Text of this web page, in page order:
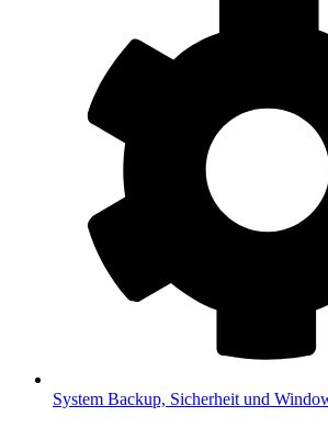
System Backup, Sicherheit und